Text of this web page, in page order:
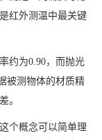
红外测温中最关键
约为0.90，而抛光
被测物体的材质精
。
个概念可以简单理